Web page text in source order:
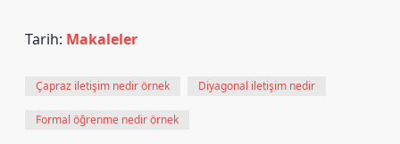
Tarih: Makaleler
Çapraz iletişim nedir örnek Diyagonal iletişim nedir
Formal öğrenme nedir örnek